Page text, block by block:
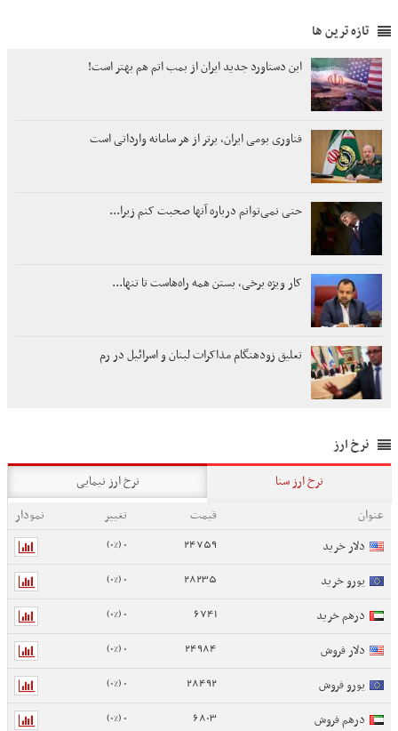
تازه ترین ها
این دستاورد جدید ایران از بمب اتم هم بهتر است!
فناوری بومی ایران، برتر از هر سامانه وارداتی است
حتی نمی‌توانم درباره آنها صحبت کنم زیرا...
کار ویژه برخی، بستن همه راه‌هاست تا تنها...
تعلیق زودهنگام مذاکرات لبنان و اسرائیل در رم
نرخ ارز
نرخ ارز سنا
نرخ ارز نیمایی
عنوان
قیمت تغییر
نمودار
دلار خرید
24759
0 (0%)
یورو خرید 28235
0 (0%)
درهم خرید 6741
0 (0%)
دلار فروش 24984
0 (0%)
یورو فروش 28492
0 (0%)
درهم فروش 6803
0 (0%)